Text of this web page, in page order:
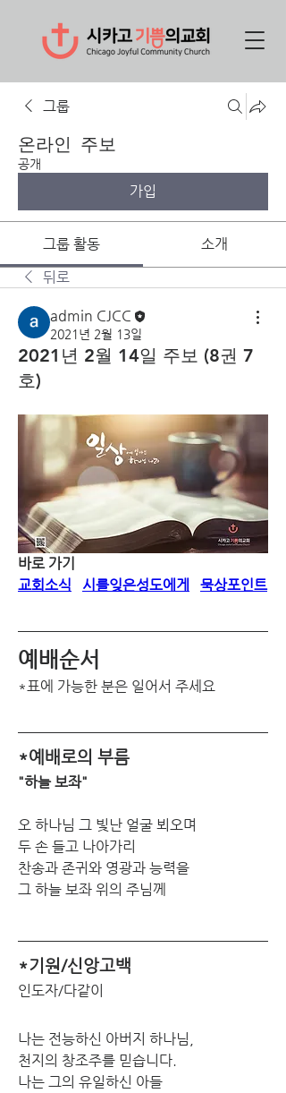
그룹
온라인 주보
공개
가입
그룹 활동
소개
뒤로
admin CJCC
2021년 2월 13일
2021년 2월 14일 주보 (8권 7
호)
바로 가기
교회소식
시를잊은성도에게 묵상포인트
예배순서
*표에 가능한 분은 일어서 주세요
*예배로의 부름
"하늘 보좌"
오 하나님 그 빛난 얼굴 뵈오며
두 손 들고 나아가리
찬송과 존귀와 영광과 능력을
그 하늘 보좌 위의 주님께
*기원/신앙고백
인도자/다같이
나는 전능하신 아버지 하나님,
천지의 창조주를 믿습니다.
나는 그의 유일하신 아들